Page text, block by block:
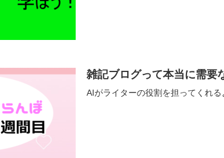
雑記ブログって本当に需要
AIがライターの役割を担ってくれ